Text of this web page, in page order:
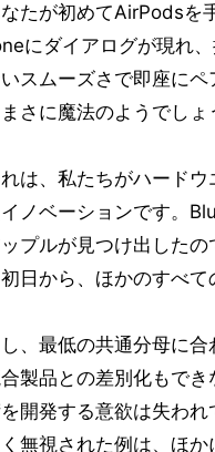
なたが初めてAirPods
にダイアログが現れ
スムーズさで即座に
さに魔法のようでしょ
れは、私たちがハード
ノベーションです。
プルが見つけ出した
日から、ほかのすべて
し、最低の共通分母に
製品との差別化もで
開発する意欲は失わ
無視された例は、ほか